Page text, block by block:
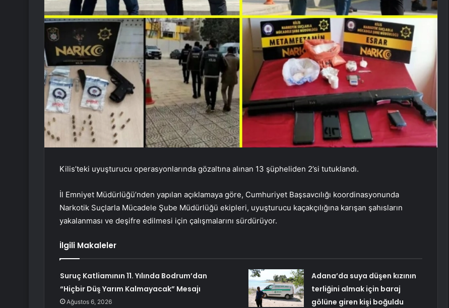
Kilis’teki uyuşturucu operasyonlarında gözaltına alınan 13 şüpheliden 2’si tutuklandı.
İl Emniyet Müdürlüğü’nden yapılan açıklamaya göre, Cumhuriyet Başsavcılığı koordinasyonunda
Narkotik Suçlarla Mücadele Şube Müdürlüğü ekipleri, uyuşturucu kaçakçılığına karışan şahısların
yakalanması ve deşifre edilmesi için çalışmalarını sürdürüyor.
İlgili Makaleler
Suruç Katliamının 11. Yılında Bodrum’dan
“Hiçbir Düş Yarım Kalmayacak” Mesajı
Ağustos 6, 2026
Adana’da suya düşen kızının
terliğini almak için baraj
gölüne giren kişi boğuldu